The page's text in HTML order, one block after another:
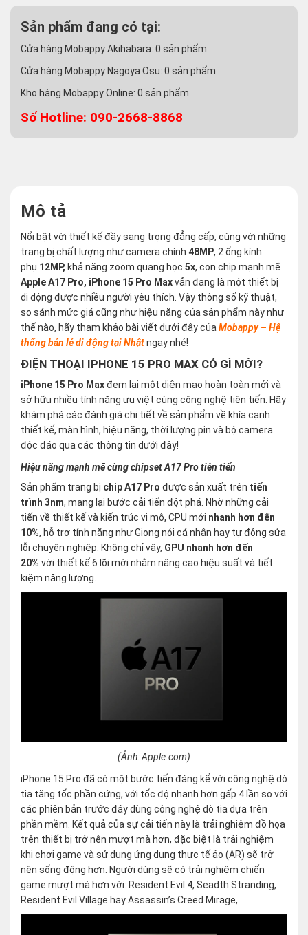
Sản phẩm đang có tại:
Cửa hàng Mobappy Akihabara: 0 sản phẩm
Cửa hàng Mobappy Nagoya Osu: 0 sản phẩm
Kho hàng Mobappy Online: 0 sản phẩm
Số Hotline: 090-2668-8868
Mô tả
Nổi bật với thiết kế đầy sang trọng đẳng cấp, cùng với những
trang bị chất lượng như camera chính 48MP, 2 ống kính
phụ 12MP, khả năng zoom quang học 5x, con chip mạnh mẽ
Apple A17 Pro, iPhone 15 Pro Maxvẫn đang là một thiết bị
di dộng được nhiều người yêu thích. Vậy thông số kỹ thuật,
so sánh mức giá cũng như hiệu năng của sản phẩm này như
thế nào, hãy tham khảo bài viết dưới đây của Mobappy – Hệ
thống bán lẻ di động tại Nhậtngay nhé!
ĐIỆN THOẠI IPHONE 15 PRO MAX CÓ GÌ MỚI?
iPhone 15 Pro Maxđem lại một diện mạo hoàn toàn mới và
sở hữu nhiều tính năng ưu việt cùng công nghệ tiên tiến. Hãy
khám phá các đánh giá chi tiết về sản phẩm về khía cạnh
thiết kế, màn hình, hiệu năng, thời lượng pin và bộ camera
độc đáo qua các thông tin dưới đây!
Hiệu năng mạnh mẽ cùng chipset A17 Pro tiên tiến
Sản phẩm trang bị chip A17 Pro được sản xuất trên tiến
trình 3nm, mang lại bước cải tiến đột phá. Nhờ những cải
tiến về thiết kế và kiến trúc vi mô, CPU mới nhanh hơn đến
10%, hỗ trợ tính năng như Giọng nói cá nhân hay tự động sửa
lỗi chuyên nghiệp. Không chỉ vậy, GPU nhanh hơn đến
20% với thiết kế 6 lõi mới nhằm nâng cao hiệu suất và tiết
kiệm năng lượng.
(Ảnh: Apple.com)
iPhone 15 Pro đã có một bước tiến đáng kể với công nghệ dò
tia tăng tốc phần cứng, với tốc độ nhanh hơn gấp 4 lần so với
các phiên bản trước đây dùng công nghệ dò tia dựa trên
phần mềm. Kết quả của sự cải tiến này là trải nghiệm đồ họa
trên thiết bị trở nên mượt mà hơn, đặc biệt là trải nghiệm
khi chơi game và sử dụng ứng dụng thực tế ảo (AR) sẽ trở
nên sống động hơn. Người dùng sẽ có trải nghiệm chiến
game mượt mà hơn với: Resident Evil 4, Seadth Stranding,
Resident Evil Village hay Assassin’s Creed Mirage,…